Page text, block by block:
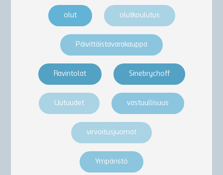
olut olutkoulutus
Päivittäistavarakauppa
Ravintolat Sinebrychoff
Uutuudet vastuullisuus
virvoitusjuomat
Ympäristö